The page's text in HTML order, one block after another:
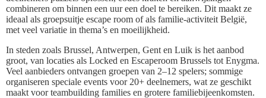
combineren om binnen een uur een doel te bereiken. Dit maakt ze
ideaal als groepsuitje escape room of als familie-activiteit België,
met veel variatie in thema’s en moeilijkheid.
In steden zoals Brussel, Antwerpen, Gent en Luik is het aanbod
groot, van locaties als Locked en Escaperoom Brussels tot Enygma.
Veel aanbieders ontvangen groepen van 2–12 spelers; sommige
organiseren speciale events voor 20+ deelnemers, wat ze geschikt
maakt voor teambuilding families en grotere familiebijeenkomsten.